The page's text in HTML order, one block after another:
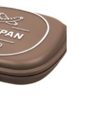
Add to
wishlist